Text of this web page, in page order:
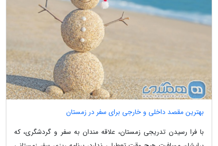
بهترین مقصد داخلی و خارجی برای سفر در زمستان
با فرا رسیدن تدریجی زمستان، علاقه مندان به سفر و گردشگری، که